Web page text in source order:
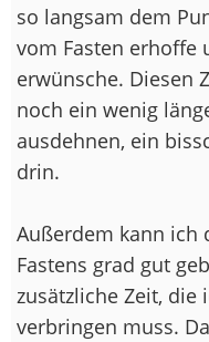
so langsam dem
vom Fasten erhoffe
erwünsche. Diesen
noch ein wenig
ausdehnen, ein
drin.
Außerdem kann ich
Fastens grad gut
zusätzliche Zeit, die
verbringen muss.